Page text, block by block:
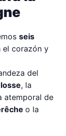
seis
el corazón y
del
, la
atemporal de
o la